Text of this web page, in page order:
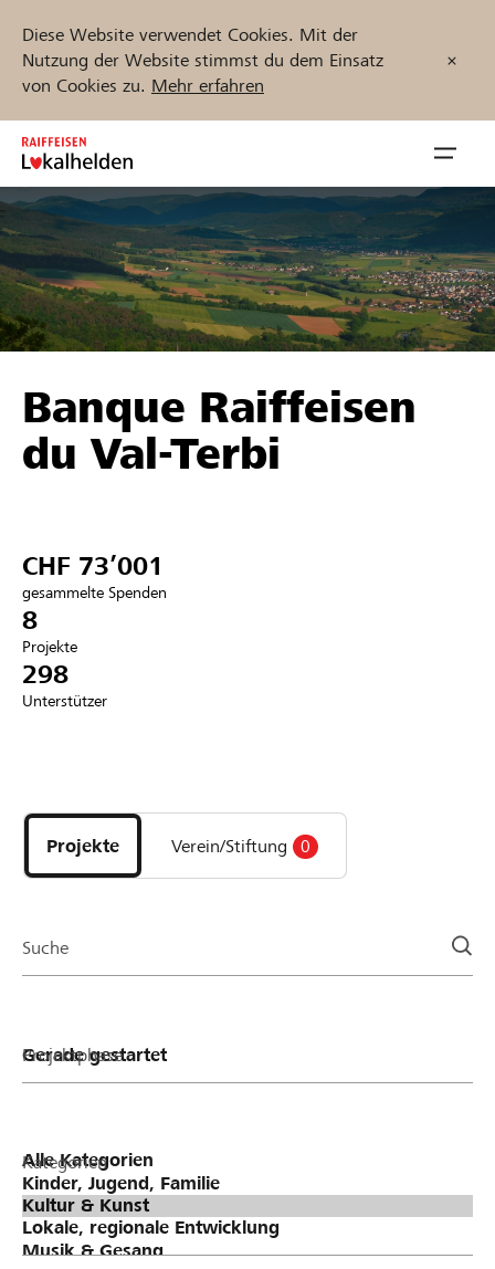
Diese Website verwendet Cookies. Mit der
Nutzung der Website stimmst du dem Einsatz
von Cookies zu. Mehr erfahren
Zum
Inhalt
springen
öffnen
Unterstützen
Hilfe & Support
Anmelden
Projekte und Organisationen finden
Jetzt starten
DE FR IT
Banque Raiffeisen
du Val-Terbi
CHF 73’001
gesammelte Spenden
8
Projekte
298
Unterstützer
Projekte
und
Organisationen
Projekte Verein/Stiftung 0
Suche
Projektphase
Kategorien